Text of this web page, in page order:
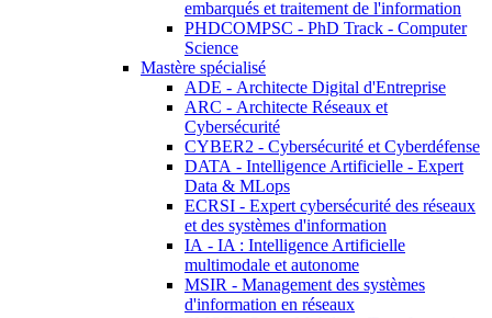
embarqués et traitement de l'information
PHDCOMPSC - PhD Track - Computer
Science
Mastère spécialisé
ADE - Architecte Digital d'Entreprise
ARC - Architecte Réseaux et
Cybersécurité
CYBER2 - Cybersécurité et Cyberdéfense
DATA - Intelligence Artificielle - Expert
Data & MLops
ECRSI - Expert cybersécurité des réseaux
et des systèmes d'information
IA - IA : Intelligence Artificielle
multimodale et autonome
MSIR - Management des systèmes
d'information en réseaux